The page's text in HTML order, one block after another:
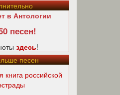
в Антологии
песен!
здесь!
песен